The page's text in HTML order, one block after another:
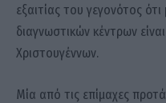
εξαιτίας του γεγονότος
διαγνωστικών κέντρων
Χριστουγέννων.
Μία από τις επίμαχες